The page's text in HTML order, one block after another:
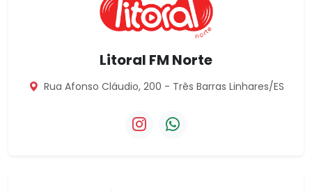
Litoral FM Norte
Rua Afonso Cláudio, 200 - Três Barras Linhares/ES
Instagram da Litoral FM Norte
WhatsApp da Litoral FM